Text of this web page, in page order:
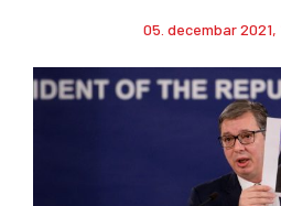
05. decembar 2021,